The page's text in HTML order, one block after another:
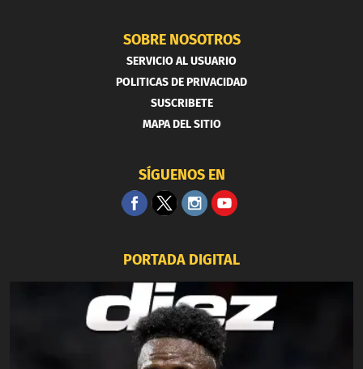
SOBRE NOSOTROS
SERVICIO AL USUARIO
POLITICAS DE PRIVACIDAD
SUSCRIBETE
MAPA DEL SITIO
SÍGUENOS EN
PORTADA DIGITAL